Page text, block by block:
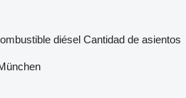
diésel Cantidad de asientos